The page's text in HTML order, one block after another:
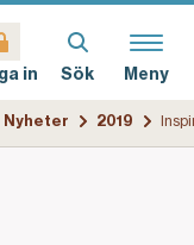
in Sök Meny
Nyheter 2019